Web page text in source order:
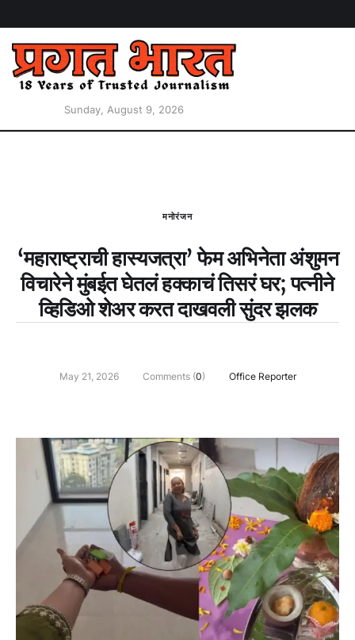
Sunday, August 9, 2026
मनोरंजन
‘महाराष्ट्राची हास्यजत्रा’ फेम अभिनेता अंशुमन
विचारेने मुंबईत घेतलं हक्काचं तिसरं घर; पत्नीने
व्हिडिओ शेअर करत दाखवली सुंदर झलक
May 21, 2026 Comments (0) Office Reporter